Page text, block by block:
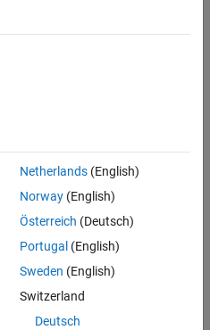
is 5:08
Obstacle Avoidance Using LEGO
MINDSTORMS EV3 and Simulink
Using State Machines, Part 2: Fault
Management
Netherlands(English)
Norway(English)
Österreich (Deutsch)
Portugal (English)
Sweden (English)
Switzerland
Deutsch